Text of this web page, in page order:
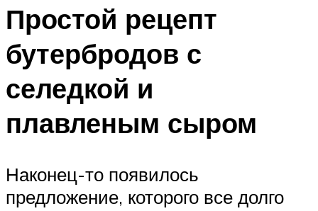
Простой рецепт
бутербродов с
селедкой и
плавленым сыром
Наконец-то появилось
предложение, которого все долго